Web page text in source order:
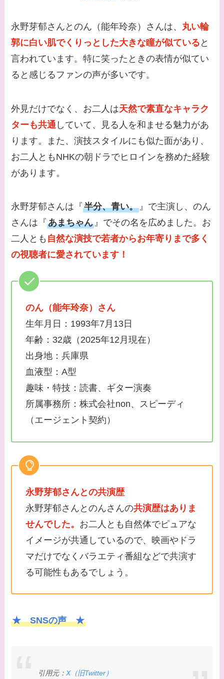
永野芽郁さんとのん（能年玲奈）さんは、 丸い輪
郭に白い肌でくりっとした大きな瞳が似ている と
言われています。特に笑ったときの表情が似てい
ると感じるファンの声が多いです。
外見だけでなく、お二人は天然で素直なキャラク
ターも共通 していて、見る人を和ませる魅力があ
ります。また、演技スタイルにも似た面があり、
お二人ともNHKの朝ドラでヒロインを務めた経験
があります。
永野芽郁さんは『半分、青い。』で主演し、のん
さんは『あまちゃん』でその名を広めました。お
二人とも 自然な演技で若者からお年寄りまで多く
の視聴者に愛されています！
のん（能年玲奈）さん
生年月日：1993年7月13日
年齢：32歳（2025年12月現在）
出身地：兵庫県
血液型：A型
趣味・特技：読書、ギター演奏
所属事務所：株式会社non、スピーディ
（エージェント契約）
永野芽郁さんとの共演歴
永野芽郁さんとのんさんの共演歴はありま
せんでした。 お二人とも自然体でピュアな
イメージが共通しているので、映画やドラ
マだけでなくバラエティ番組などで共演す
る可能性もあるでしょう。
★ SNSの声 ★
引用元：X（旧Twitter）